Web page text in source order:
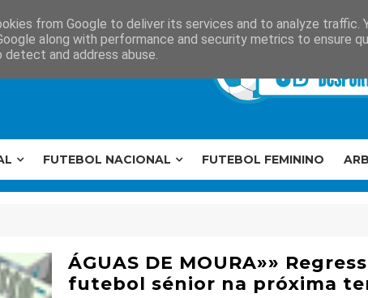
FUTEBOL NACIONAL FUTEBOL FEMININO
ÁGUAS DE MOURA»»
futebol sénior na próxima
from Google to deliver its services and to analyze traffic.
along with performance and security metrics to ensure
and address abuse.